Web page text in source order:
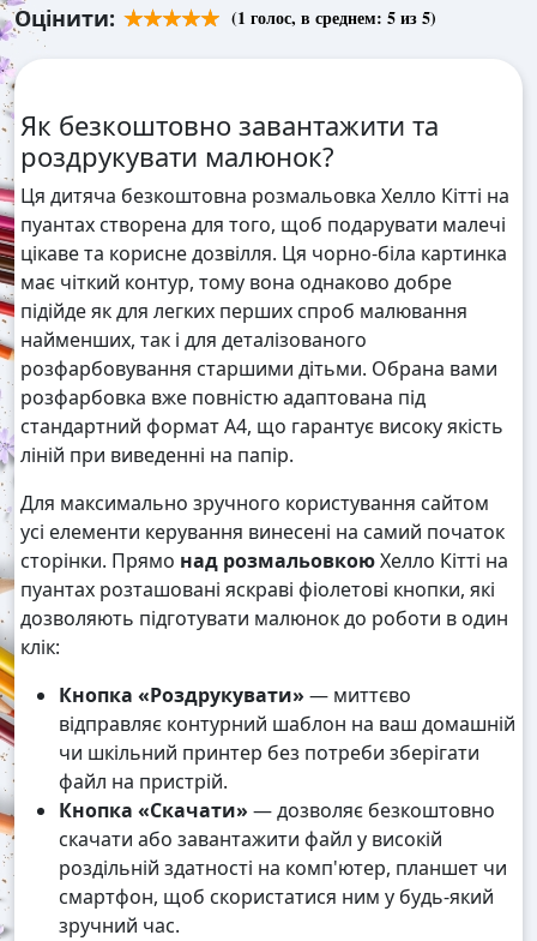
Оцінити: (1 голос, в среднем: 5из 5)
Як безкоштовно завантажити та
роздрукувати малюнок?
Ця дитяча безкоштовна розмальовка Хелло Кітті на
пуантах створена для того, щоб подарувати малечі
цікаве та корисне дозвілля. Ця чорно-біла картинка
має чіткий контур, тому вона однаково добре
підійде як для легких перших спроб малювання
найменших, так і для деталізованого
розфарбовування старшими дітьми. Обрана вами
розфарбовка вже повністю адаптована під
стандартний формат А4, що гарантує високу якість
ліній при виведенні на папір.
Для максимально зручного користування сайтом
усі елементи керування винесені на самий початок
сторінки. Прямо над розмальовкоюХелло Кітті на
пуантах розташовані яскраві фіолетові кнопки, які
дозволяють підготувати малюнок до роботи в один
клік:
Кнопка «Роздрукувати» — миттєво
відправляє контурний шаблон на ваш домашній
чи шкільний принтер без потреби зберігати
файл на пристрій.
Кнопка «Скачати» — дозволяє безкоштовно
скачати або завантажити файл у високій
роздільній здатності на комп'ютер, планшет чи
смартфон, щоб скористатися ним у будь-який
зручний час.